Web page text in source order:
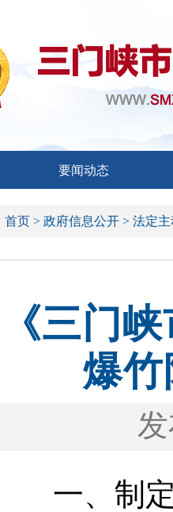
要闻动态
首页 > 政府信息公开 > 法定
《三门
爆
一、制定